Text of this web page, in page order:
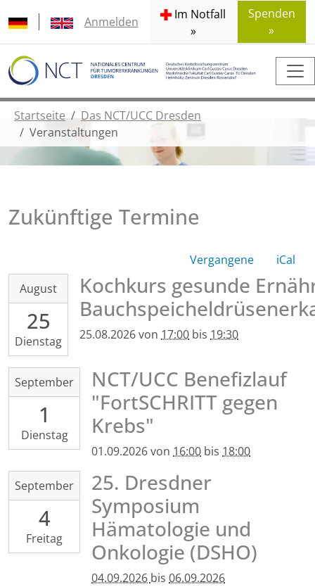
Anmelden
Im Notfall
»
Spenden
»
Startseite
Das NCT/UCC Dresden
Veranstaltungen
Zukünftige Termine
Vergangene
iCal
2026-
25T17:00:00+02:00
2026-
08-
25T19:30:00+02:00
Universitätsklinikum,
Haus
Restaurant
CARUSO,
Fetscherstr.
74,
01307
Dresden
August
25
Dienstag
Kochkurs gesunde
25.08.2026von 17:00 bis 19:30
2026-
01T16:00:00+02:00
09-
01T18:00:00+02:00
Großer
Garten/
Palaisteich
September
1
Dienstag
NCT/UCC Benefizlauf
"FortSCHRITT gegen
Krebs"
01.09.2026von 16:00 bis 18:00
2026-
04T00:00:00+02:00
06T23:59:59+02:00
September
4
Freitag
25. Dresdner
Symposium
Hämatologie und
Onkologie (DSHO)
04.09.2026 bis 06.09.2026